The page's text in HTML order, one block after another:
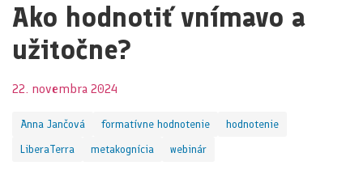
Ako hodnotiť vnímavo a
užitočne?
22. novembra 2024
Anna Jančová formatívne hodnotenie
hodnotenie
LiberaTerra
metakognícia webinár